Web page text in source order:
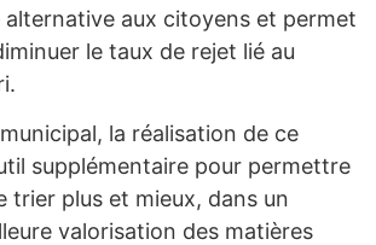
aux citoyens et permet
le taux de rejet lié au
la réalisation de ce
supplémentaire pour permettre
trier plus et mieux, dans un
valorisation des matières